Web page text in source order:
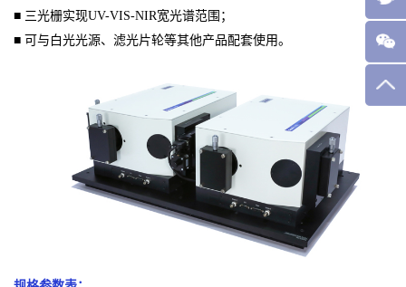
■ 三光栅实现UV-VIS-NIR宽光谱范围；
■ 可与白光光源、滤光片轮等其他产品配套使用。